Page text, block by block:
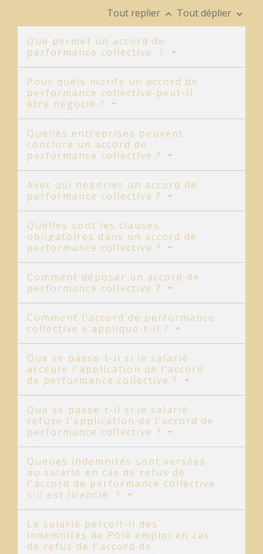
Tout replier keyboard_arrow_up Tout déplier keyboard_arrow_down
Que permet un accord de
performance collective ?
Pour quels motifs un accord de
performance collective peut-il
être négocié ?
Quelles entreprises peuvent
conclure un accord de
performance collective ?
Avec qui négocier un accord de
performance collective ?
Quelles sont les clauses
obligatoires dans un accord de
performance collective ?
Comment déposer un accord de
performance collective ?
Comment l'accord de performance
collective s'applique-t-il ?
Que se passe-t-il si le salarié
accepte l'application de l'accord
de performance collective ?
Que se passe-t-il si le salarié
refuse l'application de l'accord de
performance collective ?
Quelles indemnités sont versées
au salarié en cas de refus de
l'accord de performance collective
s'il est licencié ?
Le salarié perçoit-il des
indemnités de Pôle emploi en cas
de refus de l'accord de